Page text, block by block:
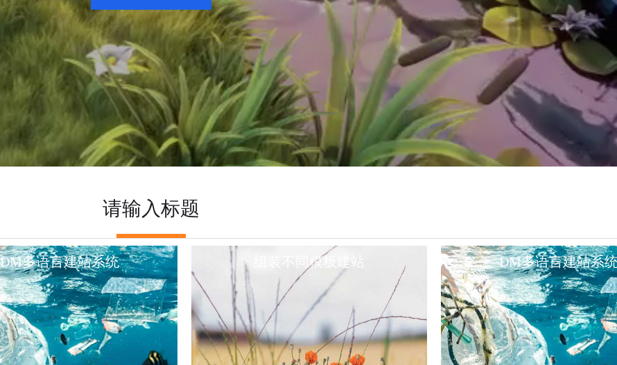
请输入标题
DM多语言建站系统 组装不同模板建站 DM多语言建站系